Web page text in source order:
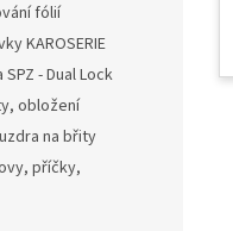
fólií
KAROSERIE
- Dual Lock
obložení
na břity
příčky,